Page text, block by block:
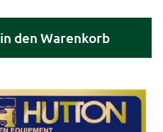
in den Warenkorb